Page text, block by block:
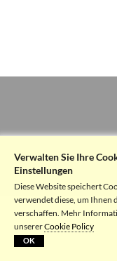
Verwalten Sie Ihre
Einstellungen
Diese Website speichert
verwendet diese, um Ihnen
verschaffen. Mehr
unsererCookie Policy
OK